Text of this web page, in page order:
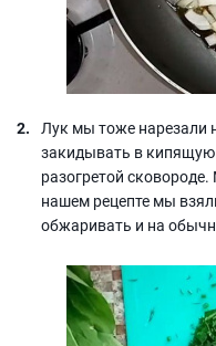
Лук мы тоже нарезали
закидывать в
разогретой
нашем рецепте мы
обжаривать и на